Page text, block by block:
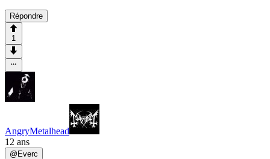
Répondre
1
AngryMetalhead
12 ans
@ Everc